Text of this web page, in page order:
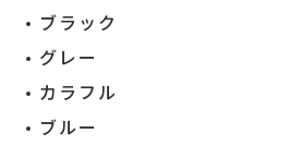
ブラック
グレー
カラフル
ブルー